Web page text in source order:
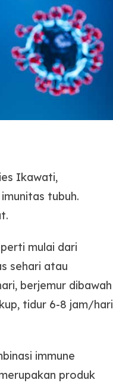
Ikawati,
tubuh.
mulai dari
sehari atau
berjemur dibawah
tidur 6-8 jam/hari
immune
produk